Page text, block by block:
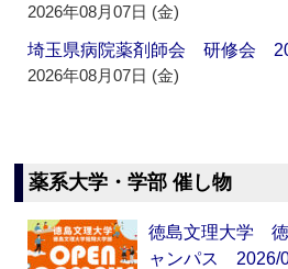
2026年08月07日 (金)
埼玉県病院薬剤師会 研修会
2026年08月07日 (金)
薬系大学・学部 催し物
徳島文理大学
ャンパス 2026/